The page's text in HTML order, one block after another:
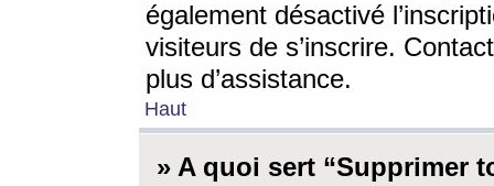
également désactivé
visiteurs de s’inscrire.
plus d’assistance.
Haut
» A quoi sert “Supprimer